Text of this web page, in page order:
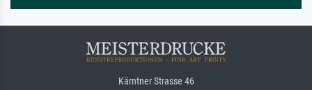
Kärntner Strasse 46